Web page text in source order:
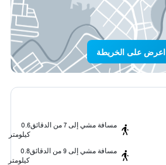
اعرض على الخريطة
مسافة مشي إلى 7 من الدقائق
0.6
كيلومتر
مسافة مشي إلى 9 من الدقائق
0.8
كيلومتر